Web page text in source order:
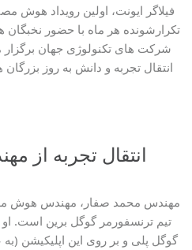
فیلاگر ایونت، اولین رویداد
تکرارشونده هر ماه با حضور
شرکت های تکنولوژی جهان
انتقال تجربه و دانش به روز
انتقال تجربه
مهندس محمد صفار، مهندس هوش
تیم ترنسفورمر گوگل برین است.
گوگل پلی و بر روی این اپلیکیشن